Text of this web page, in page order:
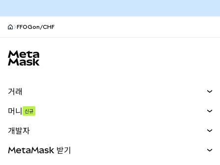
FFOGon/CHF
거래
무기한 선물
실물자산
머니 신규
개발자
MetaMask 받기